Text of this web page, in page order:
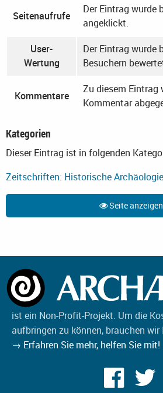
Seitenaufrufe
Der Eintrag wurde
angeklickt.
User-
Wertung
Der Eintrag wurde
Besuchern
Kommentare
Zu diesem Eintrag
Kommentar
Kategorien
Dieser Eintrag ist in folgenden
Zeitschriften: Historische Archäologie
Seite anzeigen
ist ein Non-Profit-Projekt. Um die
aufbringen zu können, brauchen
→ Erfahren Sie mehr, helfen Sie mit!